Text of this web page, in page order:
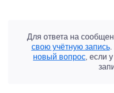
Для ответа на
свою учётную запись.
новый вопрос, если